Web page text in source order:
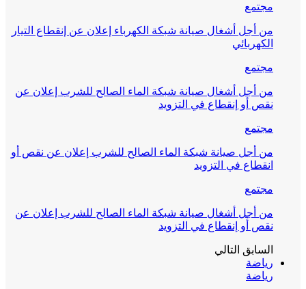
مجتمع
من أجل أشغال صيانة شبكة الكهرباء إعلان عن إنقطاع التيار
الكهربائي
مجتمع
من أجل أشغال صيانة شبكة الماء الصالح للشرب إعلان عن
نقص أو إنقطاع في التزويد
مجتمع
من أجل صيانة شبكة الماء الصالح للشرب إعلان عن نقص أو
انقطاع في التزويد
مجتمع
من أجل أشغال صيانة شبكة الماء الصالح للشرب إعلان عن
نقص أو إنقطاع في التزويد
السابق التالي
رياضة
رياضة